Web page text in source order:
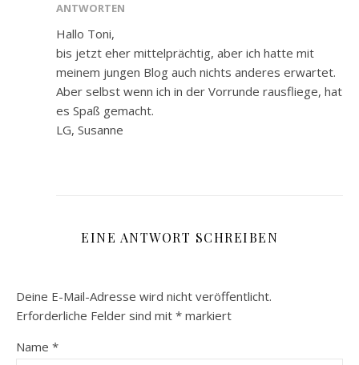
ANTWORTEN
Hallo Toni,
bis jetzt eher mittelprächtig, aber ich hatte mit
meinem jungen Blog auch nichts anderes erwartet.
Aber selbst wenn ich in der Vorrunde rausfliege, hat
es Spaß gemacht.
LG, Susanne
EINE ANTWORT SCHREIBEN
Deine E-Mail-Adresse wird nicht veröffentlicht.
Erforderliche Felder sind mit * markiert
Name *